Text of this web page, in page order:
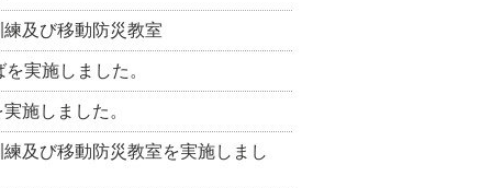
及び移動防災教室
実施しました。
施しました。
及び移動防災教室を実施しまし